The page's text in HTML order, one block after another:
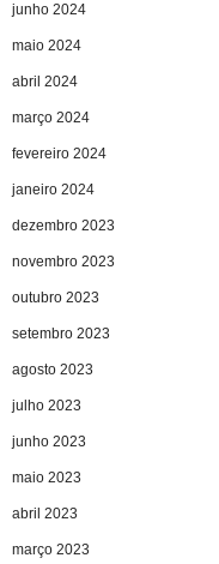
junho 2024
maio 2024
abril 2024
março 2024
fevereiro 2024
janeiro 2024
dezembro 2023
novembro 2023
outubro 2023
setembro 2023
agosto 2023
julho 2023
junho 2023
maio 2023
abril 2023
março 2023